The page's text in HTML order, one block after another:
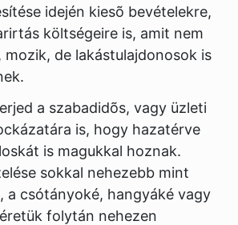
idején kiesõ bevételekre,
költségeire is, amit nem
mozik, de lakástulajdonosok is
a szabadidõs, vagy üzleti
is, hogy hazatérve
is magukkal hoznak.
sokkal nehezebb mint
a csótányoké, hangyáké vagy
folytán nehezen